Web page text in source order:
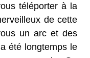
téléporter à la
de cette
un arc et des
été longtemps le